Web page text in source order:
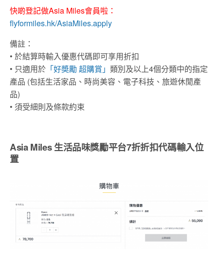
快啲登記做Asia Miles會員啦：
flyformiles.hk/AsiaMiles.apply
備註：
• 於結算時輸入優惠代碼即可享用折扣
• 只適用於 「好奬勵 超購賞」 類別及以上4個分類中的指定
產品 (包括生活家品、時尚美容、電子科技、旅遊休閒產
品)
• 須受細則及條款約束
Asia Miles 生活品味獎勵平台7折折扣代碼輸入位
置